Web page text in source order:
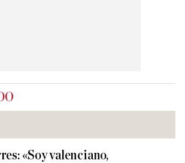
«Soy valenciano,